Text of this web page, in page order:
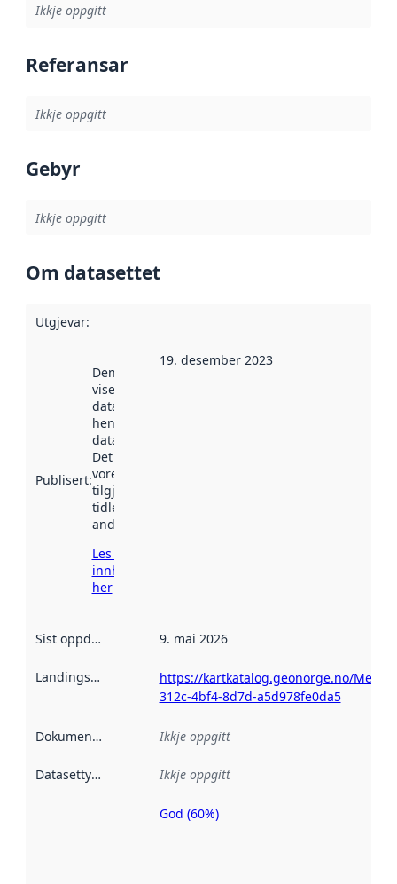
Ikkje oppgitt
Referansar
Ikkje oppgitt
Gebyr
Ikkje oppgitt
Om datasettet
Utgjevar:
Publisert:
Denne datoen
viser når
datasettet vart
henta inn av
data.norge.no.
Det kan ha
vore
tilgjengeleg
tidlegare
andre stader.
Les meir om
innhenting
her
19. desember 2023
Sist oppdatert 9. mai 2026
Landingsside
https://kartkatalog.geonorge.no/
312c-4bf4-8d7d-a5d978fe0da5
Dokumentasjon Ikkje oppgitt
Datasettype Ikkje oppgitt
Metadatakvalitet
God (60%)